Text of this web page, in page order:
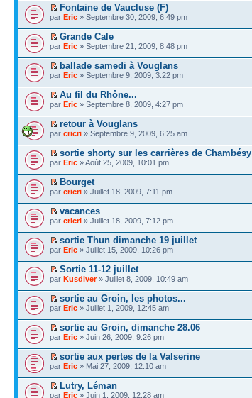
Fontaine de Vaucluse (F)
par Eric » Septembre 30, 2009, 6:49 pm
Grande Cale
par Eric » Septembre 21, 2009, 8:48 pm
ballade samedi à Vouglans
par Eric » Septembre 9, 2009, 3:22 pm
Au fil du Rhône...
par Eric » Septembre 8, 2009, 4:27 pm
retour à Vouglans
par cricri » Septembre 9, 2009, 6:25 am
sortie shorty sur les carrières de Chambésy
par Eric » Août 25, 2009, 10:01 pm
Bourget
par cricri » Juillet 18, 2009, 7:11 pm
vacances
par cricri » Juillet 18, 2009, 7:12 pm
sortie Thun dimanche 19 juillet
par Eric » Juillet 15, 2009, 10:26 pm
Sortie 11-12 juillet
par Kusdiver» Juillet 8, 2009, 10:49 am
sortie au Groin, les photos...
par Eric » Juillet 1, 2009, 12:45 am
sortie au Groin, dimanche 28.06
par Eric » Juin 26, 2009, 9:26 pm
sortie aux pertes de la Valserine
par Eric » Mai 27, 2009, 12:10 am
Lutry, Léman
par Eric » Juin 1, 2009, 12:28 am